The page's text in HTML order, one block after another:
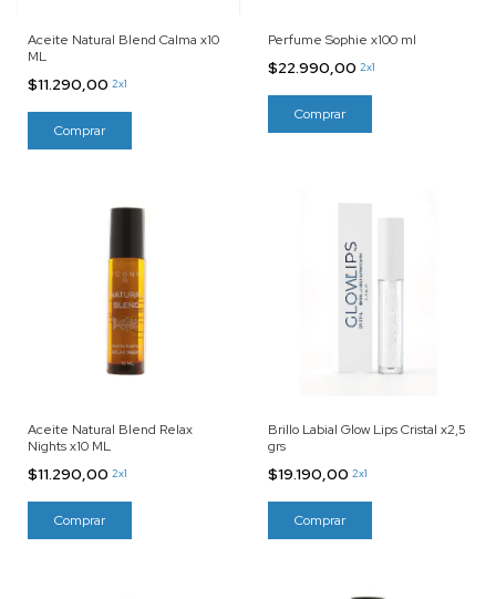
Aceite Natural Blend Calma x10
ML
$11.290,00 2x1
Perfume Sophie x100 ml
$22.990,00 2x1
Aceite Natural Blend Relax
Nights x10 ML
$11.290,00 2x1
Brillo Labial Glow Lips Cristal x2,5
grs
$19.190,00 2x1